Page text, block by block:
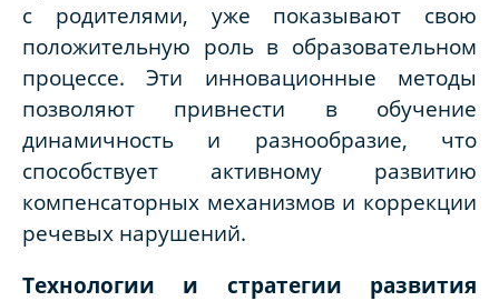
с родителями, уже показывают свою
положительную роль в образовательном
процессе. Эти инновационные методы
позволяют привнести в обучение
динамичность и разнообразие, что
способствует активному развитию
компенсаторных механизмов и коррекции
речевых нарушений.
Технологии и стратегии развития